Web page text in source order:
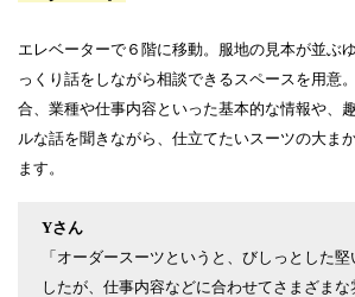
エレベーターで６階に移動。服地の見本が並ぶ
っくり話をしながら相談できるスペースを用意
合、業種や仕事内容といった基本的な情報や、
ルな話を聞きながら、仕立てたいスーツの大ま
ます。
Yさん
「オーダースーツというと、びしっとした
したが、仕事内容などに合わせてさまざま